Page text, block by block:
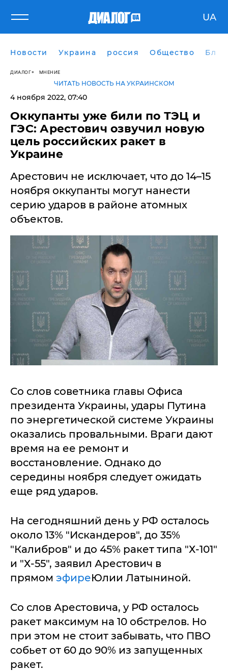
UA
Новости Украина россия Общество
ДИАЛОГ МНЕНИЕ
ЧИТАТЬ НОВОСТЬ НА УКРАИНСКОМ
4 ноября 2022, 07:40
​Оккупанты уже били по ТЭЦ и
ГЭС: Арестович озвучил новую
цель российских ракет в
Украине
Арестович не исключает, что до 14–15
ноября оккупанты могут нанести
серию ударов в районе атомных
объектов.
Со слов советника главы Офиса
президента Украины, удары Путина
по энергетической системе Украины
оказались провальными. Враги дают
время на ее ремонт и
восстановление. Однако до
середины ноября следует ожидать
еще ряд ударов.
На сегодняшний день у РФ осталось
около 13% "Искандеров", до 35%
"Калибров" и до 45% ракет типа "Х-101"
и "Х-55", заявил Арестович в
прямом эфиреЮлии Латыниной.
Со слов Арестовича, у РФ осталось
ракет максимум на 10 обстрелов. Но
при этом не стоит забывать, что ПВО
собьет от 60 до 90% из запущенных
ракет.